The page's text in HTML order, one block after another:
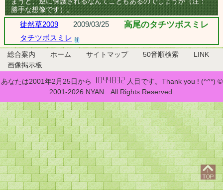
勝手な想像です）。
徒然草2009 2009/03/25 高尾のタチツボスミレ
タチツボスミレ
総合案内 ホーム サイトマップ 50音順検索
LINK
画像掲示板
あなたは2001年2月25日から
人目です。Thank you ! (^^*) ©
2001-2026 NYAN All Rights Reserved.